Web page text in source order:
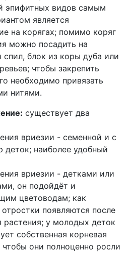
эпифитных видов самым
является
на корягах; помимо коряг
можно посадить на
спил, блок из коры дуба или
чтобы закрепить
необходимо привязать
нитями.
существует два
вриезии - семенной и с
наиболее удобный
вриезии - детками или
он подойдёт и
цветоводам; как
появляются после
растения; у молодых деток
собственная корневая
чтобы они полноценно росли